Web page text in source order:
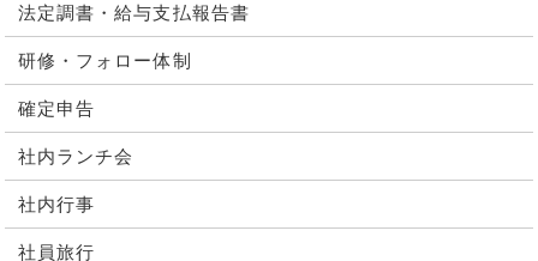
法定調書・給与支払報告書
研修・フォロー体制
確定申告
社内ランチ会
社内行事
社員旅行